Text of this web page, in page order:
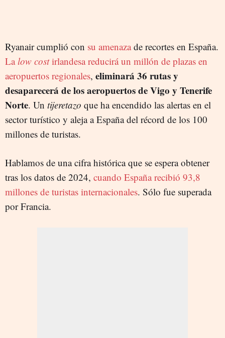
Ryanair cumplió con su amenazade recortes en España.
Lalow costirlandesa reducirá un millón de plazas en
aeropuertos regionales, eliminará 36 rutas y
desaparecerá de los aeropuertos de Vigo y Tenerife
Norte. Un tijeretazo que ha encendido las alertas en el
sector turístico y aleja a España del récord de los 100
millones de turistas.
Hablamos de una cifra histórica que se espera obtener
tras los datos de 2024, cuando España recibió 93,8
millones de turistas internacionales. Sólo fue superada
por Francia.